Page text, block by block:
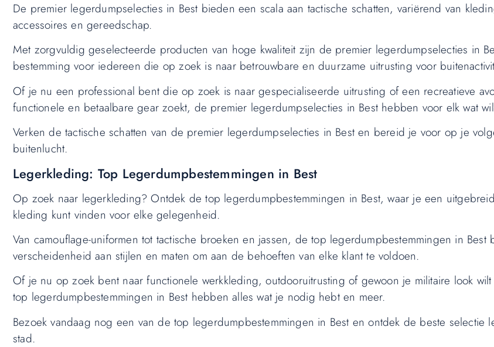
De premier legerdumpselecties in Best bieden een scala aan tactische schatten, variërend van
accessoires en gereedschap.
Met zorgvuldig geselecteerde producten van hoge kwaliteit zijn de premier legerdumpselecties in
bestemming voor iedereen die op zoek is naar betrouwbare en duurzame uitrusting voor
Of je nu een professional bent die op zoek is naar gespecialiseerde uitrusting of een recreatieve
functionele en betaalbare gear zoekt, de premier legerdumpselecties in Best hebben voor elk wat
Verken de tactische schatten van de premier legerdumpselecties in Best en bereid je voor op je
buitenlucht.
Legerkleding: Top Legerdumpbestemmingen in Best
Op zoek naar legerkleding? Ontdek de top legerdumpbestemmingen in Best, waar je een
kleding kunt vinden voor elke gelegenheid.
Van camouflage-uniformen tot tactische broeken en jassen, de top legerdumpbestemmingen in Best
verscheidenheid aan stijlen en maten om aan de behoeften van elke klant te voldoen.
Of je nu op zoek bent naar functionele werkkleding, outdooruitrusting of gewoon je militaire look
top legerdumpbestemmingen in Best hebben alles wat je nodig hebt en meer.
Bezoek vandaag nog een van de top legerdumpbestemmingen in Best en ontdek de beste selectie
stad.